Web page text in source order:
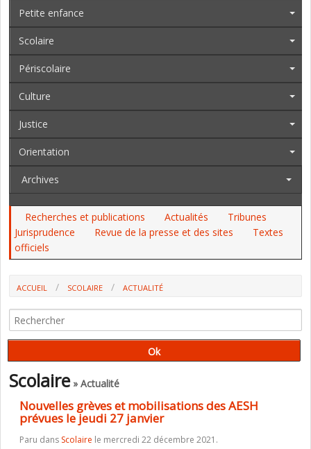
Petite enfance
Scolaire
Périscolaire
Culture
Justice
Orientation
Archives
Recherches et publications Actualités
Tribunes
Jurisprudence
Revue de la presse et des sites
Textes
officiels
ACCUEIL SCOLAIRE
ACTUALITÉ
27 JANVIER
Scolaire» Actualité
Nouvelles grèves et mobilisations des AESH
prévues le jeudi 27 janvier
Paru dans Scolaire le mercredi 22 décembre 2021.